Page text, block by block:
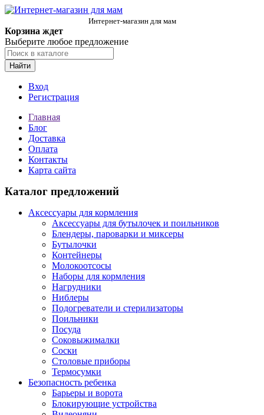
Интернет-магазин для мам
Корзина ждет
Выберите любое предложение
Найти
Вход
Регистрация
Главная
Блог
Доставка
Оплата
Контакты
Карта сайта
Каталог предложений
Аксессуары для кормления
Аксессуары для бутылочек и поильников
Блендеры, пароварки и миксеры
Бутылочки
Контейнеры
Молокоотсосы
Наборы для кормления
Нагрудники
Ниблеры
Подогреватели и стерилизаторы
Поильники
Посуда
Соковыжималки
Соски
Столовые приборы
Термосумки
Безопасность ребенка
Барьеры и ворота
Блокирующие устройства